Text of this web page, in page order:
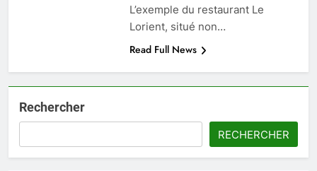
L’exemple du restaurant Le
Lorient, situé non…
Read Full News
Rechercher
RECHERCHER